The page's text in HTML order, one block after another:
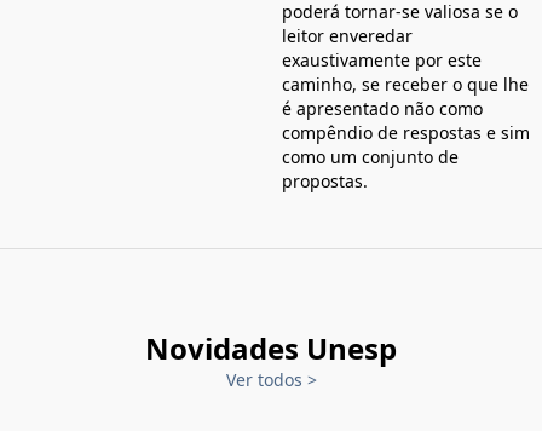
poderá tornar-se valiosa se o
leitor enveredar
exaustivamente por este
caminho, se receber o que lhe
é apresentado não como
compêndio de respostas e sim
como um conjunto de
propostas.
Novidades Unesp
Ver todos >